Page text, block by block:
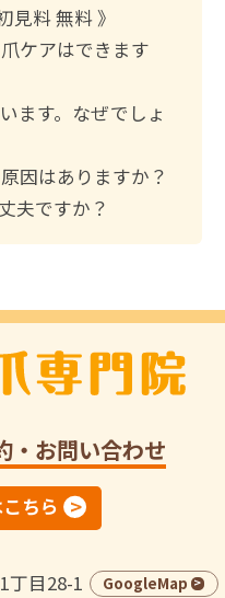
料 無料 》
ケアはできます
ます。なぜでしょ
因はありますか？
夫ですか？
・お問い合わせ
ちら
丁目28-1
GoogleMap